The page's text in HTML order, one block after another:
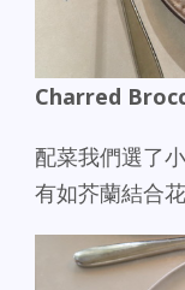
Charred
配菜我們選了
有如芥蘭結合